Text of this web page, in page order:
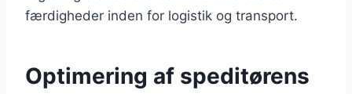
færdigheder inden for logistik og transport.
Optimering af speditørens